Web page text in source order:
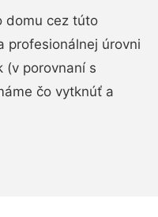
domu cez túto
profesionálnej úrovni
(v porovnaní s
čo vytknúť a